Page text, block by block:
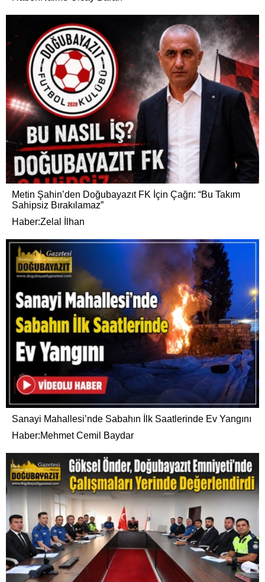
Metin Şahin’den Doğubayazıt FK İçin Çağrı: “Bu Takım
Sahipsiz Bırakılamaz”
Haber:Zelal İlhan
Sanayi Mahallesi’nde Sabahın İlk Saatlerinde Ev Yangını
Haber:Mehmet Cemil Baydar